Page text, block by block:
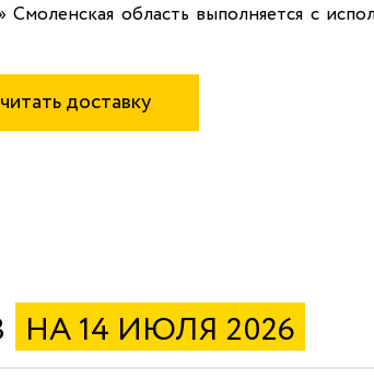
область выполняется с
доставку
НА 14 ИЮЛЯ 2026